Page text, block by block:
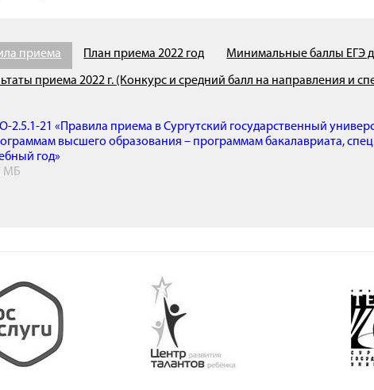
приема План приема 2022 год Минимальные баллы ЕГЭ
приема 2022 г. (Конкурс и средний балл на направления и
2.5.1-21 «Правила приема в Сургутский государственный
высшего образования – программам бакалавриата,
год»
МБ